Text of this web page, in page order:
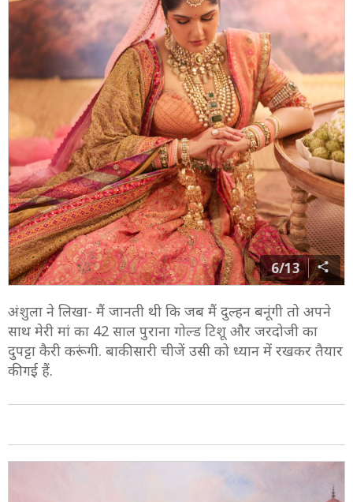
6/13
अंशुला ने लिखा- मैं जानती थी कि जब मैं दुल्हन बनूंगी तो अपने
साथ मेरी मां का 42 साल पुराना गोल्ड टिशू और जरदोजी का
दुपट्टा कैरी करूंगी. बाकी सारी चीजें उसी को ध्यान में रखकर तैयार
की गई हैं.